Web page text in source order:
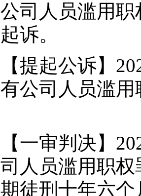
司人员滥用
诉。
起公诉】
公司人员滥
审判决】
人员滥用职
徒刑十年六